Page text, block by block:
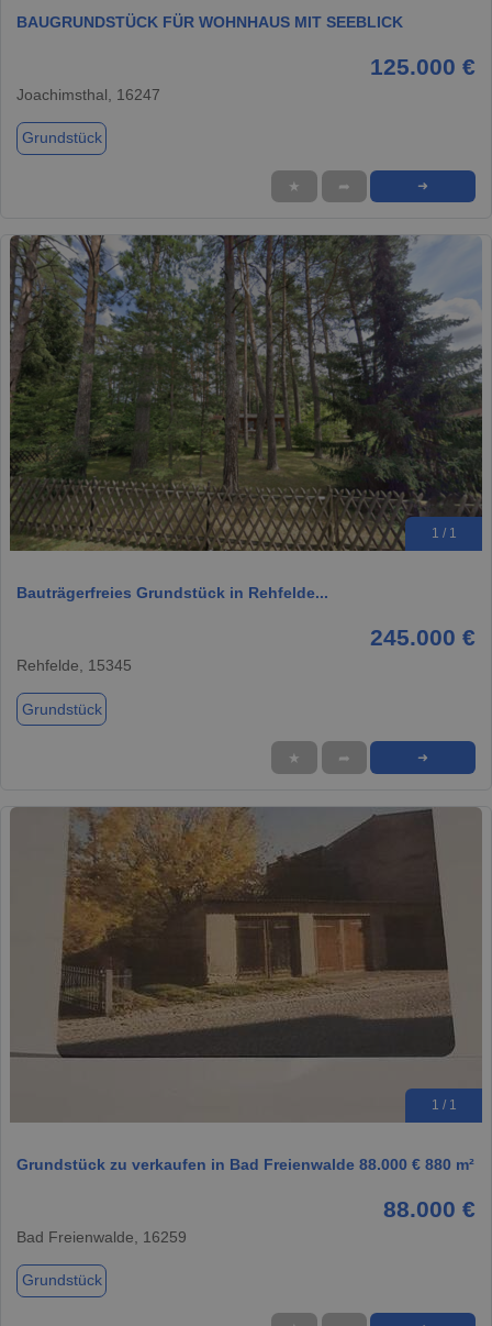
BAUGRUNDSTÜCK FÜR WOHNHAUS MIT SEEBLICK
125.000 €
Joachimsthal, 16247
Grundstück
★ ➦ ➜
1 / 1
Bauträgerfreies Grundstück in Rehfelde...
245.000 €
Rehfelde, 15345
Grundstück
★ ➦ ➜
1 / 1
Grundstück zu verkaufen in Bad Freienwalde 88.000 € 880 m²
88.000 €
Bad Freienwalde, 16259
Grundstück